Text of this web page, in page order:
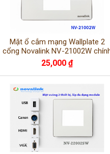
Mặt ổ cắm mạng Wallplate 2
cổng Novalink NV-21002W
hãng
25,000 ₫